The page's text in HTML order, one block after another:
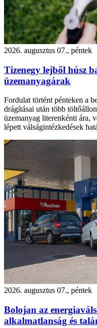
2026. augusztus 07., péntek
Tizenegy lejből húsz
üzemanyagárak
Fordulat történt pénteken a
drágításai után több
üzemanyag literenkénti ára,
lépett válságintézkedések
2026. augusztus 07., péntek
Bolojan az
alkalmatlanság és